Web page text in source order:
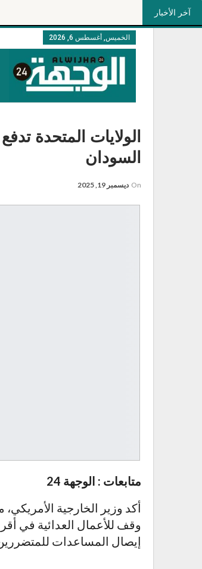
آخر الأخبار
الخميس, أغسطس 6, 2026
الولايات المتحدة
السودان
On ديسمبر 19, 2025
متابعات : الوجهة 24
أكد وزير الخارجية
وقف للأعمال العدائية في
إيصال المساعدات